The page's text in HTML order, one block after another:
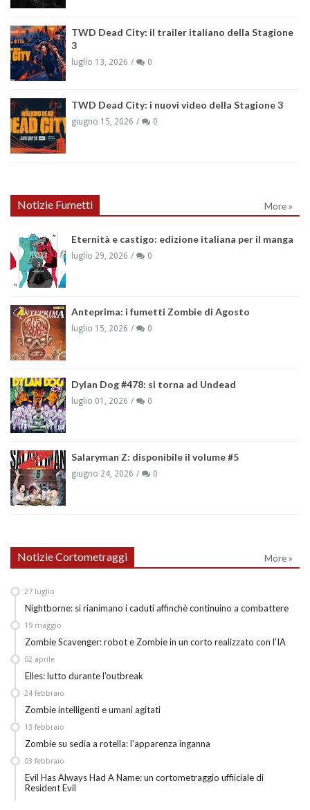
TWD Dead City: il trailer italiano della Stagione
3
luglio 13, 2026 0
TWD Dead City: i nuovi video della Stagione 3
giugno 15, 2026 0
Notizie Fumetti More »
Eternità e castigo: edizione italiana per il manga
luglio 29, 2026 0
Anteprima: i fumetti Zombie di Agosto
luglio 15, 2026 0
Dylan Dog #478: si torna ad Undead
luglio 01, 2026 0
Salaryman Z: disponibile il volume #5
giugno 24, 2026 0
Notizie Cortometraggi More »
Nightborne: si rianimano i caduti affinchè continuino a combattere
27 luglio
Zombie Scavenger: robot e Zombie in un corto realizzato con l'IA
19 maggio
Elles: lutto durante l'outbreak
02 aprile
Zombie intelligenti e umani agitati
24 febbraio
Zombie su sedia a rotella: l'apparenza inganna
13 febbraio
Evil Has Always Had A Name: un cortometraggio uffiiciale di
Resident Evil
03 febbraio